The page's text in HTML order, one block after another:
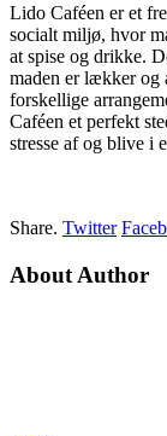
Lido Caféen er et
socialt miljø, hvor
at spise og drikke.
maden er lækker og
forskellige
Caféen et perfekt
stresse af og blive i
Share. Twitter
About Author